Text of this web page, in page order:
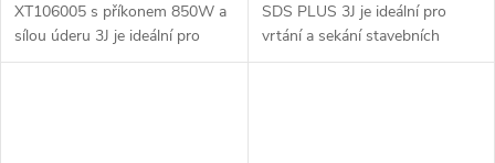
XT106005 s příkonem 850W a
sílou úderu 3J je ideální pro
vrtání do betonu, kamene a
SDS PLUS 3J je ideální pro
vrtání a sekání stavebních
materiálů jako je beton, kámen